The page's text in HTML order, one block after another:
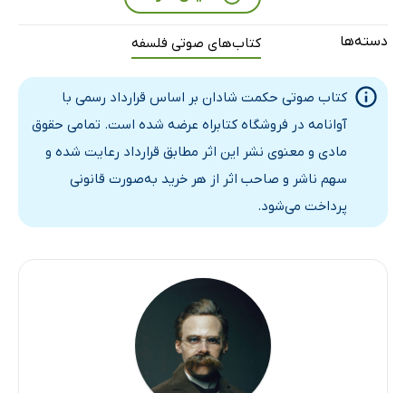
کتاب سوم - بخش اول
28 دقیقه کتاب سوم - بخش دوم
کتاب سوم - بخش سوم
28 دقیقه کتاب سوم - بخش چهارم
25 دقیقه کتاب سوم - بخش پنجم
27 دقیقه کتاب چهارم - بخش اول
کتاب چهارم - بخش سوم
کتاب چهارم - بخش چهارم
کتاب چهارم - بخش پنجم
دسته‌ها کتاب‌های صوتی فلسفه
کتاب صوتی حکمت شادان بر اساس قرارداد رسمی با
آوانامه در فروشگاه کتابراه عرضه شده است. تمامی حقوق
مادی و معنوی نشر این اثر مطابق قرارداد رعایت شده و
سهم ناشر و صاحب اثر از هر خرید به‌صورت قانونی
پرداخت می‌شود.